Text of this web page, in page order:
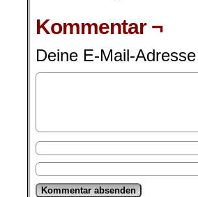
Kommentar ¬
Deine E-Mail-